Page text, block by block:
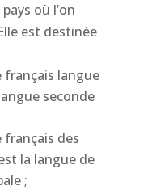
où l’on
est destinée
français langue
seconde
des
la langue de
;